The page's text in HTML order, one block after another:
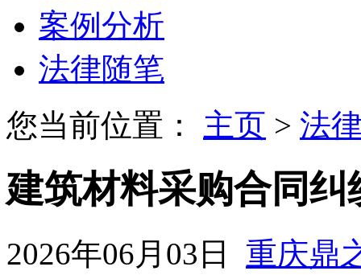
案例分析
法律随笔
您当前位置： 主页 > 法
建筑材料采购合同纠
2026年06月03日 重庆鼎